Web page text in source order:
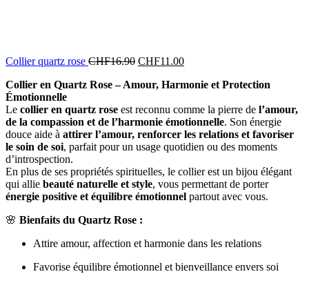
Collier quartz rose CHF16.90 CHF11.00
Collier en Quartz Rose – Amour, Harmonie et Protection
Émotionnelle
Le collier en quartz rose est reconnu comme la pierre de l’amour,
de la compassion et de l’harmonie émotionnelle. Son énergie
douce aide à attirer l’amour, renforcer les relations et favoriser
le soin de soi, parfait pour un usage quotidien ou des moments
d’introspection.
En plus de ses propriétés spirituelles, le collier est un bijou élégant
qui allie beauté naturelle et style, vous permettant de porter
énergie positive et équilibre émotionnel partout avec vous.
🌸 Bienfaits du Quartz Rose :
Attire amour, affection et harmonie dans les relations
Favorise équilibre émotionnel et bienveillance envers soi